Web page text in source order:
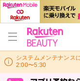
システムメンテナンス
2:00〜5:30